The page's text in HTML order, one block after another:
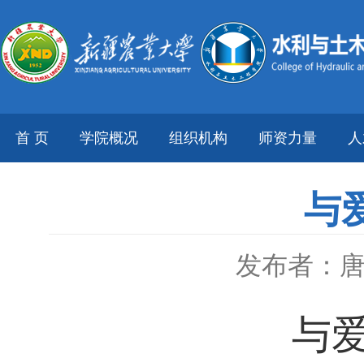
首 页 学院概况 组织机构 师资力量
与
发布者：
与